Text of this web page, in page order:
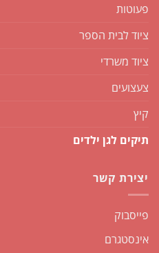
פעוטות
ציוד לבית הספר
ציוד משרדי
צעצועים
קיץ
תיקים לגן ילדים
יצירת קשר
פייסבוק
אינסטגרם